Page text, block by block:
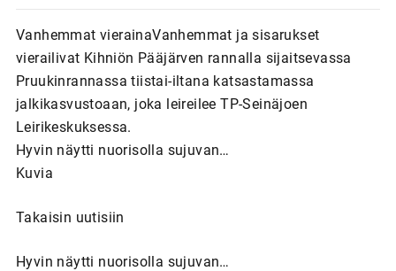
Vanhemmat vierainaVanhemmat ja sisarukset
vierailivat Kihniön Pääjärven rannalla sijaitsevassa
Pruukinrannassa tiistai-iltana katsastamassa
jalkikasvustoaan, joka leireilee TP-Seinäjoen
Leirikeskuksessa.
Hyvin näytti nuorisolla sujuvan…
Kuvia
Takaisin uutisiin
Hyvin näytti nuorisolla sujuvan…